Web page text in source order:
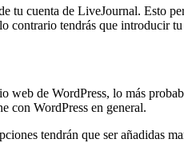
cuenta de LiveJournal. Esto
tendrás que introducir
de WordPress, lo más
con WordPress en general.
tendrán que ser añadidas